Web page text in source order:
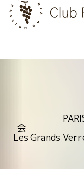
Skip
content
Les Grands